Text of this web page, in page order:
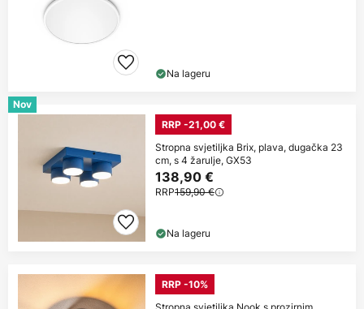
Na lageru
Nov
RRP -21,00 €
Stropna svjetiljka Brix, plava, dugačka 23
cm, s 4 žarulje, GX53
138,90 €
RRP159,90 €
Na lageru
RRP -10%